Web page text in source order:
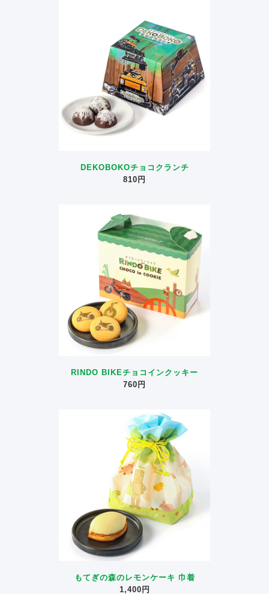
DEKOBOKOチョコクランチ
810円
RINDO BIKEチョコインクッキー
760円
もてぎの森のレモンケーキ 巾着
1,400円